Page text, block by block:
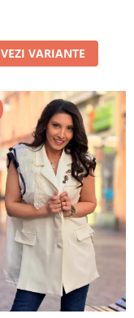
VEZI VARIANTE